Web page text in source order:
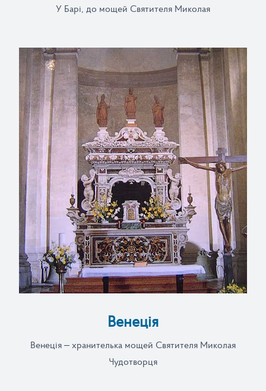
У Барі, до мощей Святителя Миколая
Венеція
Венеція – хранителька мощей Святителя Миколая
Чудотворця